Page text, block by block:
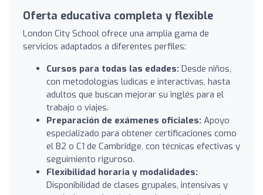
Oferta educativa completa y flexible
London City School ofrece una amplia gama de
servicios adaptados a diferentes perfiles:
Cursos para todas las edades: Desde niños,
con metodologías lúdicas e interactivas, hasta
adultos que buscan mejorar su inglés para el
trabajo o viajes.
Preparación de exámenes oficiales: Apoyo
especializado para obtener certificaciones como
el B2 o C1 de Cambridge, con técnicas efectivas y
seguimiento riguroso.
Flexibilidad horaria y modalidades:
Disponibilidad de clases grupales, intensivas y